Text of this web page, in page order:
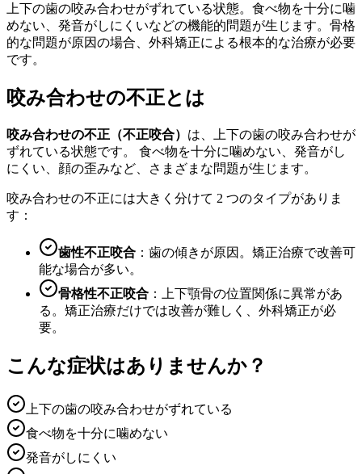
上下の歯の咬み合わせがずれている状態。食べ物を十分に噛
めない、発音がしにくいなどの機能的問題が生じます。骨格
的な問題が原因の場合、外科矯正による根本的な治療が必要
です。
咬み合わせの不正とは
咬み合わせの不正（不正咬合） は、上下の歯の咬み合わせが
ずれている状態です。 食べ物を十分に噛めない、発音がし
にくい、顔の歪みなど、さまざまな問題が生じます。
咬み合わせの不正には大きく分けて 2 つのタイプがありま
す：
歯性不正咬合 ：歯の傾きが原因。矯正治療で改善可
能な場合が多い。
骨格性不正咬合 ：上下顎骨の位置関係に異常があ
る。矯正治療だけでは改善が難しく、外科矯正が必
要。
こんな症状はありませんか？
上下の歯の咬み合わせがずれている
食べ物を十分に噛めない
発音がしにくい